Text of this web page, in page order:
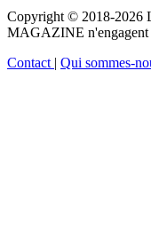
Copyright © 2018-2026
MAGAZINE n'engagent
Contact | Qui sommes-